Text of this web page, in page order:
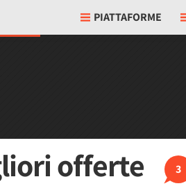
PIATTAFORME
3
offerte